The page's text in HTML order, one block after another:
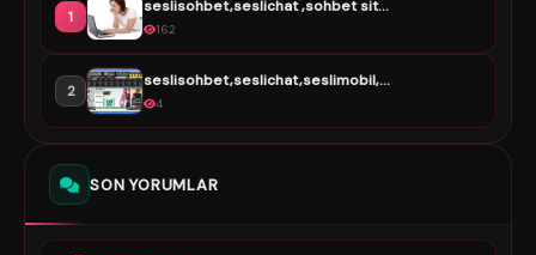
1
seslisohbet,seslichat ,sohbet sit...
162
2
seslisohbet,seslichat,seslimobil,...
4
SON YORUMLAR